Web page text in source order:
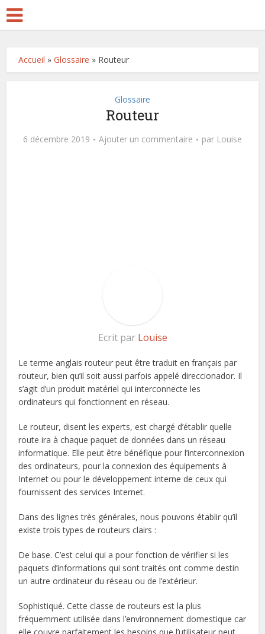
Accueil »Glossaire » Routeur
Glossaire
Routeur
6 décembre 2019 Ajouter un commentaire par Louise
Ecrit par Louise
Le terme anglais routeur peut être traduit en français par
routeur, bien qu’il soit aussi parfois appelé direccionador. Il
s’agit d’un produit matériel qui interconnecte les
ordinateurs qui fonctionnent en réseau.
Le routeur, disent les experts, est chargé d’établir quelle
route ira à chaque paquet de données dans un réseau
informatique. Elle peut être bénéfique pour l’interconnexion
des ordinateurs, pour la connexion des équipements à
Internet ou pour le développement interne de ceux qui
fournissent des services Internet.
Dans des lignes très générales, nous pouvons établir qu’il
existe trois types de routeurs clairs :
De base. C’est celui qui a pour fonction de vérifier si les
paquets d’informations qui sont traités ont comme destin
un autre ordinateur du réseau ou de l’extérieur.
Sophistiqué. Cette classe de routeurs est la plus
fréquemment utilisée dans l’environnement domestique car